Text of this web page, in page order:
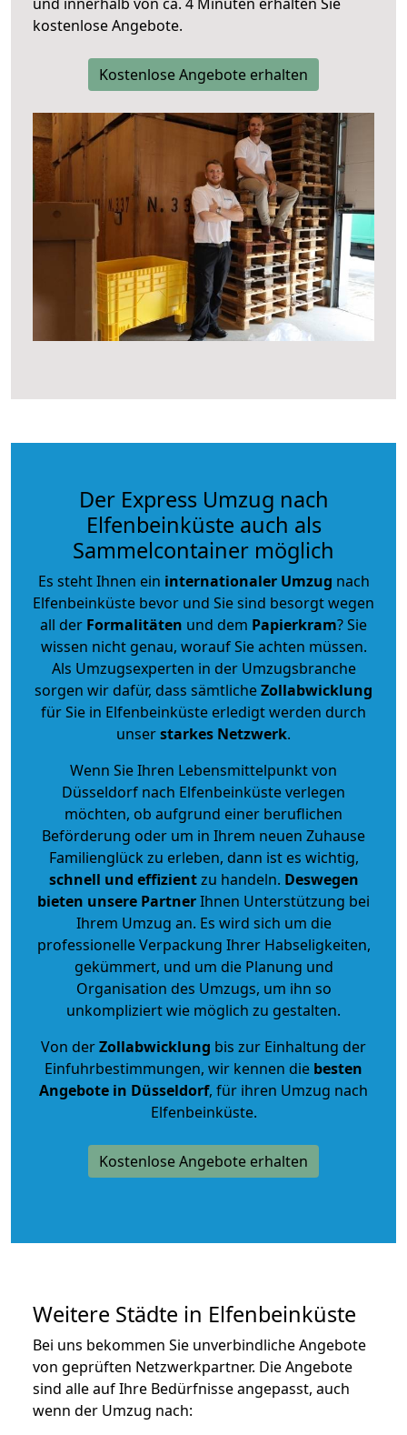
kostenlose Angebote.
Kostenlose Angebote erhalten
Der Express Umzug nach
Elfenbeinküste auch als
Sammelcontainer möglich
Es steht Ihnen ein internationaler Umzug nach
Elfenbeinküste bevor und Sie sind besorgt wegen
all der Formalitäten und dem Papierkram? Sie
wissen nicht genau, worauf Sie achten müssen.
Als Umzugsexperten in der Umzugsbranche
sorgen wir dafür, dass sämtlicheZollabwicklung
für Sie in Elfenbeinküste erledigt werden durch
unserstarkes Netzwerk.
Wenn Sie Ihren Lebensmittelpunkt von
Düsseldorf nach Elfenbeinküste verlegen
möchten, ob aufgrund einer beruflichen
Beförderung oder um in Ihrem neuen Zuhause
Familienglück zu erleben, dann ist es wichtig,
schnell und effizientzu handeln. Deswegen
bieten unsere PartnerIhnen Unterstützung bei
Ihrem Umzug an. Es wird sich um die
professionelle Verpackung Ihrer Habseligkeiten,
gekümmert, und um die Planung und
Organisation des Umzugs, um ihn so
unkompliziert wie möglich zu gestalten.
Von derZollabwicklung bis zur Einhaltung der
Einfuhrbestimmungen, wir kennen die besten
Angebote in Düsseldorf, für ihren Umzug nach
Elfenbeinküste.
Kostenlose Angebote erhalten
Weitere Städte in Elfenbeinküste
Bei uns bekommen Sie unverbindliche Angebote
von geprüften Netzwerkpartner. Die Angebote
sind alle auf Ihre Bedürfnisse angepasst, auch
wenn der Umzug nach: